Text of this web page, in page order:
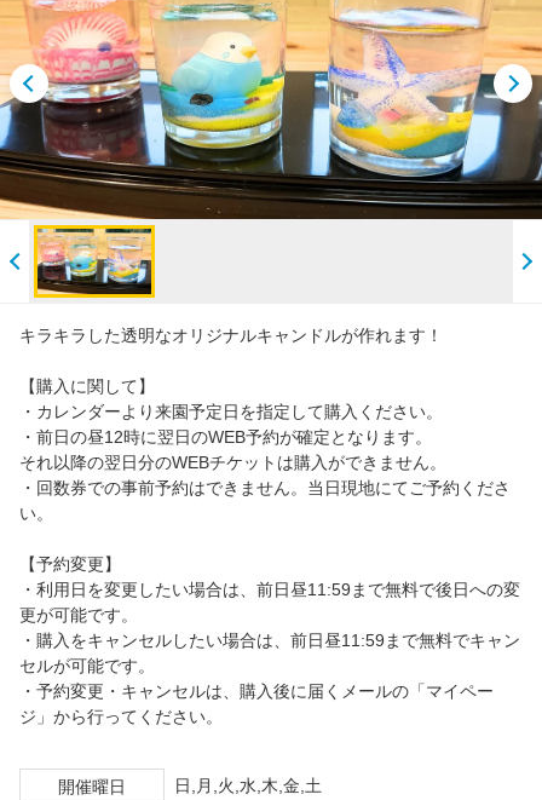
キラキラした透明なオリジナルキャンドルが作れます！
【購入に関して】
・カレンダーより来園予定日を指定して購入ください。
・前日の昼12時に翌日のWEB予約が確定となります。
それ以降の翌日分のWEBチケットは購入ができません。
・回数券での事前予約はできません。当日現地にてご予約くださ
い。
【予約変更】
・利用日を変更したい場合は、前日昼11:59まで無料で後日への変
更が可能です。
・購入をキャンセルしたい場合は、前日昼11:59まで無料でキャン
セルが可能です。
・予約変更・キャンセルは、購入後に届くメールの「マイペー
ジ」から行ってください。
開催曜日 日,月,火,水,木,金,土